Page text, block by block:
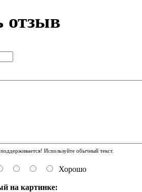
отзыв
Используйте обычный текст.
Хорошо
на картинке: